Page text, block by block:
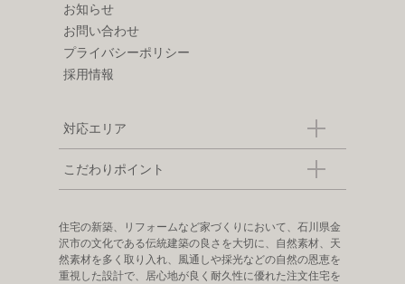
お知らせ
お問い合わせ
プライバシーポリシー
採用情報
対応エリア
こだわりポイント
住宅の新築、リフォームなど家づくりにおいて、石川県金
沢市の文化である伝統建築の良さを大切に、自然素材、天
然素材を多く取り入れ、風通しや採光などの自然の恩恵を
重視した設計で、居心地が良く耐久性に優れた注文住宅を